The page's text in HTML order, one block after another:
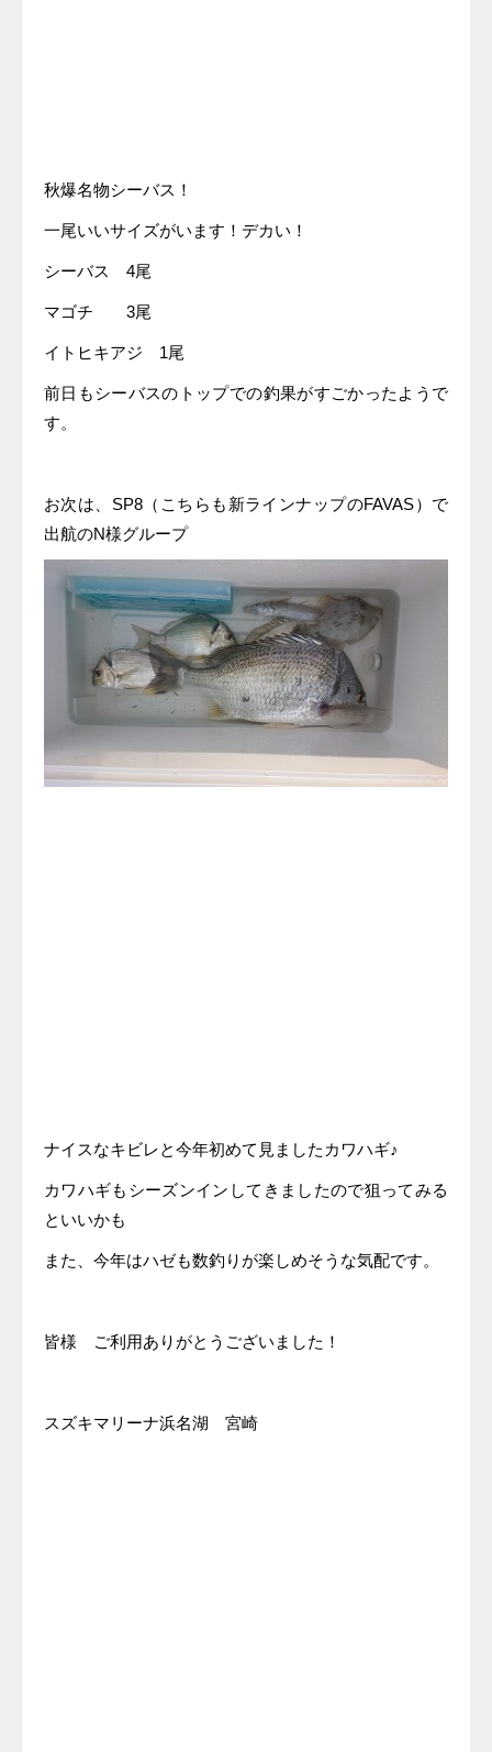
秋爆名物シーバス！
一尾いいサイズがいます！デカい！
シーバス 4尾
マゴチ 3尾
イトヒキアジ 1尾
前日もシーバスのトップでの釣果がすごかったようで
す。
お次は、SP8（こちらも新ラインナップのFAVAS）で
出航のN様グループ
ナイスなキビレと今年初めて見ましたカワハギ♪
カワハギもシーズンインしてきましたので狙ってみる
といいかも
また、今年はハゼも数釣りが楽しめそうな気配です。
皆様 ご利用ありがとうございました！
スズキマリーナ浜名湖 宮崎